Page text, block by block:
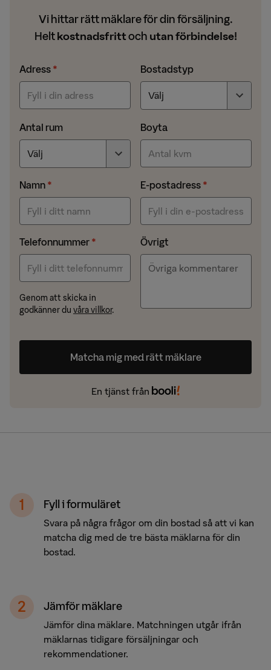
Vi hittar rätt mäklare för din försäljning.
Heltkostnadsfrittoch utan förbindelse!
Adress Bostadstyp
Antal rum Boyta
Namn E-postadress
Telefonnummer
Genom att skicka in
godkänner du våra villkor.
Övrigt
Matcha mig med rätt mäklare
En tjänst från
Fyll i formuläret
Svara på några frågor om din bostad så att vi kan
matcha dig med de tre bästa mäklarna för din
bostad.
Jämför mäklare
Jämför dina mäklare. Matchningen utgår ifrån
mäklarnas tidigare försäljningar och
rekommendationer.